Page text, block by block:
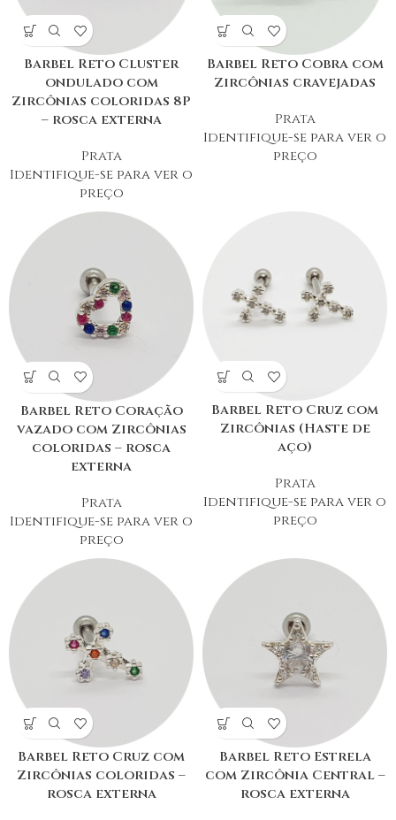
Barbel Reto Cluster
ondulado com
Zircônias coloridas 8P
– rosca externa
Prata
Identifique-se para ver o
preço
Barbel Reto Cobra com
Zircônias cravejadas
Prata
Identifique-se para ver o
preço
Barbel Reto Coração
vazado com Zircônias
coloridas – rosca
externa
Prata
Identifique-se para ver o
preço
Barbel Reto Cruz com
Zircônias (Haste de
aço)
Prata
Identifique-se para ver o
preço
Barbel Reto Cruz com
Zircônias coloridas –
rosca externa
Barbel Reto Estrela
com Zircônia Central –
rosca externa